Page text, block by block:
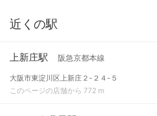
近くの駅
上新庄駅 阪急京都本線
大阪市東淀川区上新庄２-２４-５
このページの店舗から 772 m